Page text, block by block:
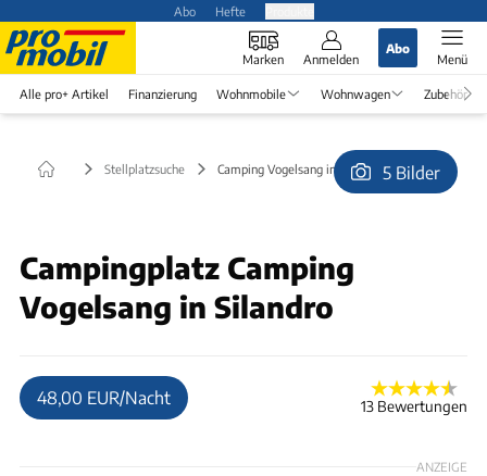
Abo Hefte
Marken Anmelden
Abo
Menü
Alle pro+ Artikel Finanzierung Wohnmobile Wohnwagen Zubehör
Stellplatzsuche Camping Vogelsang in Silandro 5 Bilder
Campingplatz Camping
Vogelsang in Silandro
48,00 EUR/Nacht 13 Bewertungen
ANZEIGE